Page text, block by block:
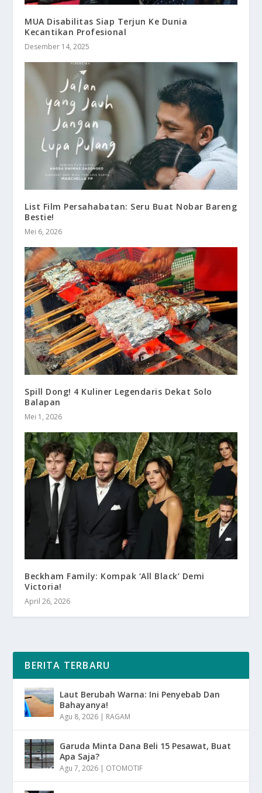
MUA Disabilitas Siap Terjun Ke Dunia
Kecantikan Profesional
Desember 14, 2025
List Film Persahabatan: Seru Buat Nobar Bareng
Bestie!
Mei 6, 2026
Spill Dong! 4 Kuliner Legendaris Dekat Solo
Balapan
Mei 1, 2026
Beckham Family: Kompak ‘All Black’ Demi
Victoria!
April 26, 2026
BERITA TERBARU
Laut Berubah Warna: Ini Penyebab Dan
Bahayanya!
Agu 8, 2026 RAGAM
Garuda Minta Dana Beli 15 Pesawat, Buat
Apa Saja?
Agu 7, 2026 OTOMOTIF